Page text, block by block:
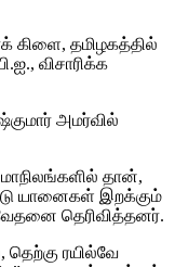
கிளை, தமிழகத்தில்
விசாரிக்க
அமர்வில்
தான்,
யானைகள் இறக்கும்
தெரிவித்தனர்.
ரயில்வே